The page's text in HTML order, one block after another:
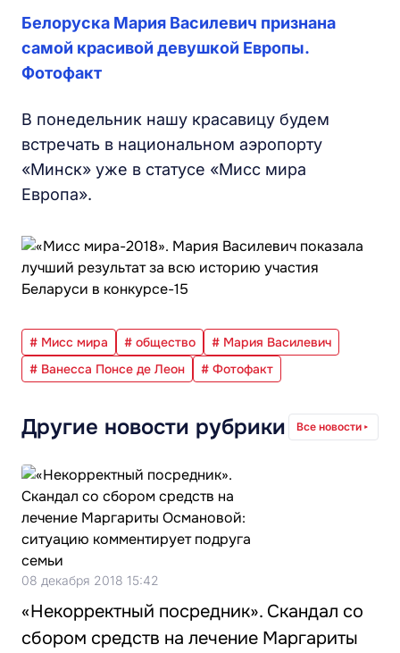
Белоруска Мария Василевич признана
самой красивой девушкой Европы.
Фотофакт
В понедельник нашу красавицу будем
встречать в национальном аэропорту
«Минск» уже в статусе «Мисс мира
Европа».
# Мисс мира # общество
# Мария Василевич
# Ванесса Понсе де Леон
# Фотофакт
Другие новости рубрики Все новости
08 декабря 2018 15:42
«Некорректный посредник». Скандал со
сбором средств на лечение Маргариты